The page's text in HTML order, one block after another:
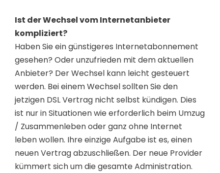
Ist der Wechsel vom Internetanbieter
kompliziert?
Haben Sie ein günstigeres Internetabonnement
gesehen? Oder unzufrieden mit dem aktuellen
Anbieter? Der Wechsel kann leicht gesteuert
werden. Bei einem Wechsel sollten Sie den
jetzigen DSL Vertrag nicht selbst kündigen. Dies
ist nur in Situationen wie erforderlich beim Umzug
/ Zusammenleben oder ganz ohne Internet
leben wollen. Ihre einzige Aufgabe ist es, einen
neuen Vertrag abzuschließen. Der neue Provider
kümmert sich um die gesamte Administration.